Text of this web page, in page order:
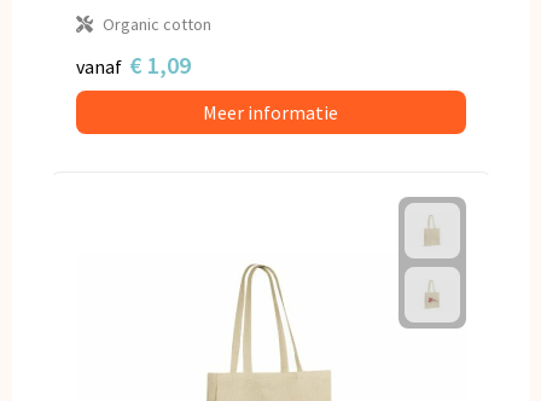
Organic cotton
vanaf € 1,09
Meer informatie